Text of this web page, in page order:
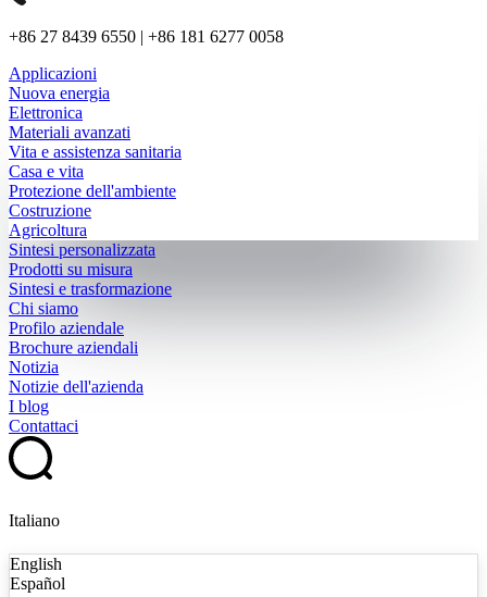
+86 27 8439 6550 | +86 181 6277 0058
Applicazioni
Nuova energia
Elettronica
Materiali avanzati
Vita e assistenza sanitaria
Casa e vita
Protezione dell'ambiente
Costruzione
Agricoltura
Sintesi personalizzata
Prodotti su misura
Sintesi e trasformazione
Chi siamo
Profilo aziendale
Brochure aziendali
Notizia
Notizie dell'azienda
I blog
Contattaci
Italiano
English
Español